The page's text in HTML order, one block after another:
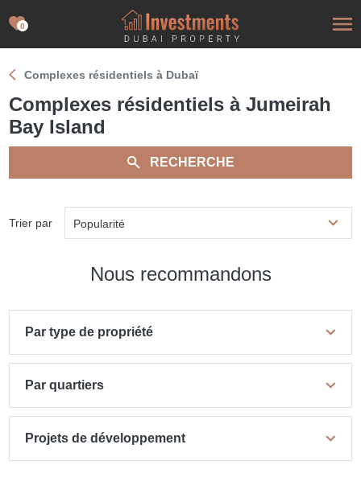
0
Complexes résidentiels à Dubaï
Complexes résidentiels à Jumeirah
Bay Island
RECHERCHE
Trier par Popularité
Nous recommandons
Par type de propriété
Par quartiers
Projets de développement